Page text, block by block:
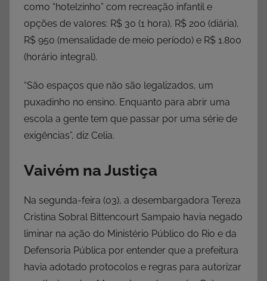
como “hotelzinho” com recreação infantil e
opções de valores: R$ 30 (1 hora), R$ 200 (diária),
R$ 950 (mensalidade de meio período) e R$ 1.800
(horário integral).
“São espaços que não são legalizados, um
puxadinho no ensino. Enquanto para abrir uma
escola a gente tem que passar por uma série de
exigências”, diz Celia.
Vaivém na Justiça
Na segunda-feira (03), a desembargadora Tereza
Cristina Sobral Bittencourt Sampaio havia negado
liminar na ação do Ministério Público do Rio e da
Defensoria Pública por entender que a prefeitura
havia adotado protocolos e regras para autorizar